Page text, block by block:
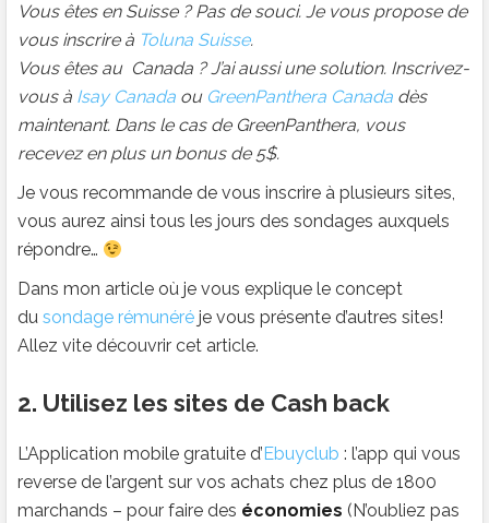
Vous êtes en Suisse ? Pas de souci. Je vous propose de
vous inscrire à Toluna Suisse.
Vous êtes au Canada ? J’ai aussi une solution. Inscrivez-
vous à Isay Canada ou GreenPanthera Canada dès
maintenant. Dans le cas de GreenPanthera, vous
recevez en plus un bonus de 5$.
Je vous recommande de vous inscrire à plusieurs sites,
vous aurez ainsi tous les jours des sondages auxquels
répondre…
Dans mon article où je vous explique le concept
du sondage rémunéré je vous présente d’autres sites!
Allez vite découvrir cet article.
2. Utilisez les sites de Cash back
L’Application mobile gratuite d’ Ebuyclub : l’app qui vous
reverse de l’argent sur vos achats chez plus de 1800
marchands – pour faire des économies (N’oubliez pas